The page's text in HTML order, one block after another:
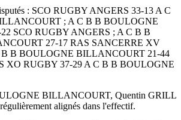
: SCO RUGBY ANGERS 33-13 A C
; A C B B BOULOGNE
SCO RUGBY ANGERS ; A C B B
27-17 RAS SANCERRE XV
B B BOULOGNE BILLANCOURT 21-44
XO RUGBY 37-29 A C B B BOULOGNE
BILLANCOURT, Quentin GRILL
alignés dans l'effectif.